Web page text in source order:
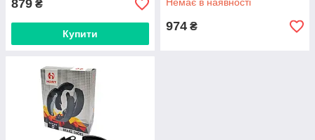
879 ₴
Купити
974 ₴